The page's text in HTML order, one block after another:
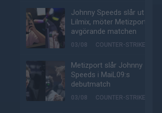
Johnny Speeds slår ut
Lilmix, möter Metizport i
avgörande matchen
03/08 COUNTER-STRIKE
Metizport slår Johnny
Speeds i MaiL09:s
debutmatch
03/08 COUNTER-STRIKE